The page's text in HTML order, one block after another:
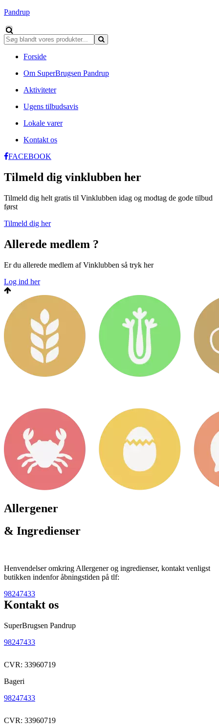
Pandrup
Forside
Om SuperBrugsen Pandrup
Aktiviteter
Ugens tilbudsavis
Lokale varer
Kontakt os
FACEBOOK
Tilmeld dig vinklubben her
Tilmeld dig helt gratis til Vinklubben idag og modtag de gode tilbud
først
Tilmeld dig her
Allerede medlem ?
Er du allerede medlem af Vinklubben så tryk her
Log ind her
Allergener
& Ingredienser
Henvendelser omkring Allergener og ingredienser, kontakt venligst
butikken indenfor åbningstiden på tlf:
98247433
Kontakt os
SuperBrugsen Pandrup
98247433
CVR: 33960719
Bageri
98247433
CVR: 33960719